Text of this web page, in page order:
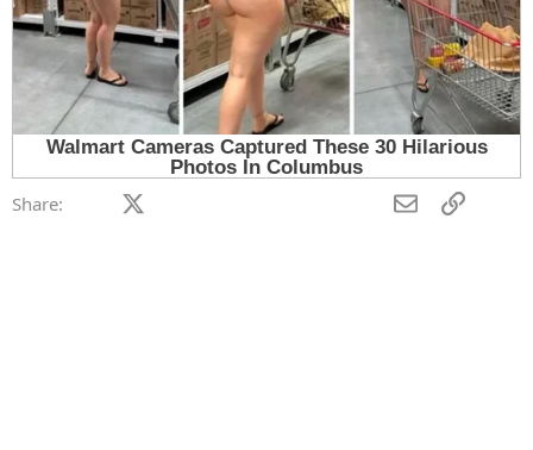
Share: Facebook WhatsApp
EmailLink